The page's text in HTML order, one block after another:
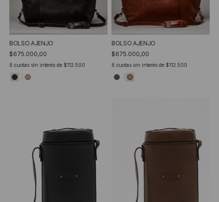
BOLSO AJENJO
$675.000,00
6 cuotas sin interés de $112.500
BOLSO AJENJO
$675.000,00
6 cuotas sin interés de $112.500